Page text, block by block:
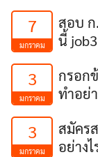
7
มกราคม
สอบ ก
นี้
3
มกราคม
กรอก
ทำอย่
3
มกราคม
สมัคร
อย่าง